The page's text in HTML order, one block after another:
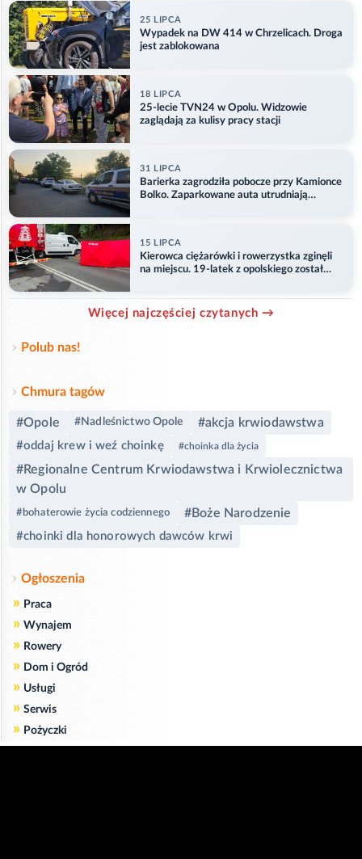
25 LIPCA
Wypadek na DW 414 w Chrzelicach. Droga
jest zablokowana
18 LIPCA
25-lecie TVN24 w Opolu. Widzowie
zaglądają za kulisy pracy stacji
31 LIPCA
Barierka zagrodziła pobocze przy Kamionce
Bolko. Zaparkowane auta utrudniają
15 LIPCA
Kierowca ciężarówki i rowerzystka zginęli
na miejscu. 19-latek z opolskiego został
Więcej najczęściej czytanych →
Polub nas!
Chmura tagów
#Opole #Nadleśnictwo Opole #akcja krwiodawstwa
#oddaj krew i weź choinkę #choinka dla życia
#Regionalne Centrum Krwiodawstwa i Krwiolecznictwa
w Opolu
#bohaterowie życia codziennego #Boże Narodzenie
#choinki dla honorowych dawców krwi
Ogłoszenia
» Praca
» Wynajem
» Rowery
» Dom i Ogród
» Usługi
» Serwis
» Pożyczki